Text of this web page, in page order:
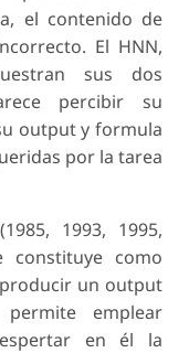
el contenido de
El HNN,
sus dos
percibir su
output y formula
por la tarea
1993, 1995,
constituye como
un output
emplear
en él la